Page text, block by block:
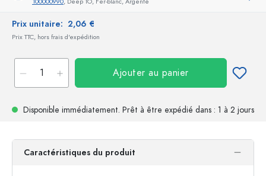
Prix unitaire: 2,06 €
Prix TTC, hors frais d'expédition
Ajouter au panier
Disponible immédiatement. Prêt à être expédié dans : 1 à 2 jours
Caractéristiques du produit